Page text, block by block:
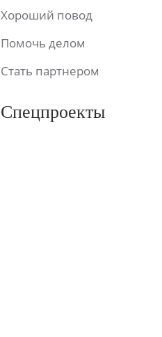
Хороший повод
Помочь делом
Стать партнером
Спецпроекты